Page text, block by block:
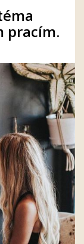
pracím.